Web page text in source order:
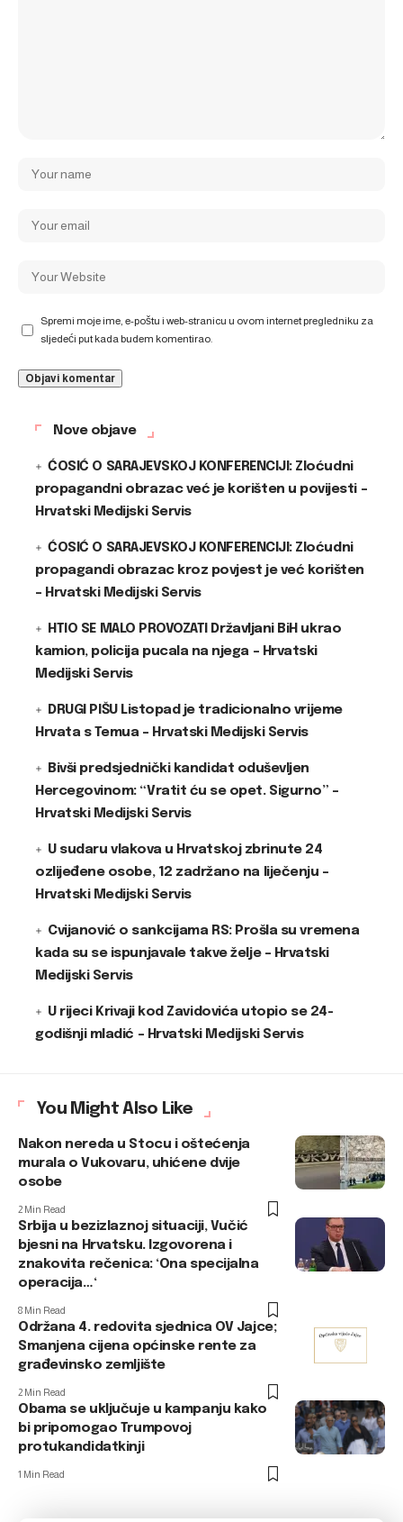
Spremi moje ime, e-poštu i web-stranicu u ovom internet pregledniku za
sljedeći put kada budem komentirao.
Nove objave
ĆOSIĆ O SARAJEVSKOJ KONFERENCIJI: Zloćudni
propagandni obrazac već je korišten u povijesti –
Hrvatski Medijski Servis
ĆOSIĆ O SARAJEVSKOJ KONFERENCIJI: Zloćudni
propagandi obrazac kroz povjest je već korišten
– Hrvatski Medijski Servis
HTIO SE MALO PROVOZATI Državljani BiH ukrao
kamion, policija pucala na njega – Hrvatski
Medijski Servis
DRUGI PIŠU Listopad je tradicionalno vrijeme
Hrvata s Temua – Hrvatski Medijski Servis
Bivši predsjednički kandidat oduševljen
Hercegovinom: “Vratit ću se opet. Sigurno” –
Hrvatski Medijski Servis
U sudaru vlakova u Hrvatskoj zbrinute 24
ozlijeđene osobe, 12 zadržano na liječenju –
Hrvatski Medijski Servis
Cvijanović o sankcijama RS: Prošla su vremena
kada su se ispunjavale takve želje – Hrvatski
Medijski Servis
U rijeci Krivaji kod Zavidovića utopio se 24-
godišnji mladić – Hrvatski Medijski Servis
You Might Also Like
Nakon nereda u Stocu i oštećenja
murala o Vukovaru, uhićene dvije
osobe
2 Min Read
Srbija u bezizlaznoj situaciji, Vučić
bjesni na Hrvatsku. Izgovorena i
znakovita rečenica: ‘Ona specijalna
operacija…‘
8 Min Read
Održana 4. redovita sjednica OV Jajce;
Smanjena cijena općinske rente za
građevinsko zemljište
2 Min Read
Obama se uključuje u kampanju kako
bi pripomogao Trumpovoj
protukandidatkinji
1 Min Read